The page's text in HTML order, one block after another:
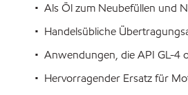
• Als Öl zum Neubefüllen und
• Handelsübliche
• Anwendungen, die API GL-4
• Hervorragender Ersatz für